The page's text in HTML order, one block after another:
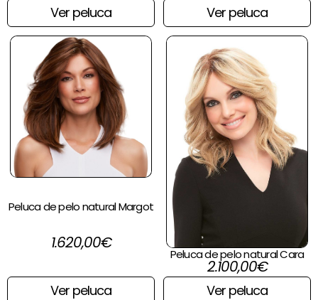
Ver peluca Ver peluca
Peluca de pelo natural Margot
1.620,00€
Ver peluca
Peluca de pelo natural Cara
2.100,00€
Ver peluca